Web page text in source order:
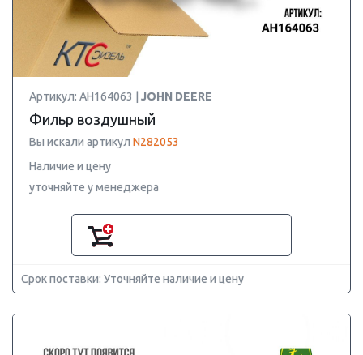
Артикул: AH164063 | JOHN DEERE
Фильр воздушный
Вы искали артикул N282053
Наличие и цену
уточняйте у менеджера
Срок поставки: Уточняйте наличие и цену